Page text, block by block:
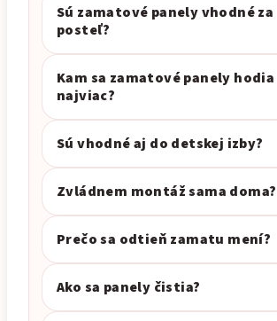
Sú zamatové panely vhodné za
posteľ?
Kam sa zamatové panely hodia
najviac?
Sú vhodné aj do detskej izby?
Zvládnem montáž sama doma?
Prečo sa odtieň zamatu mení?
Ako sa panely čistia?